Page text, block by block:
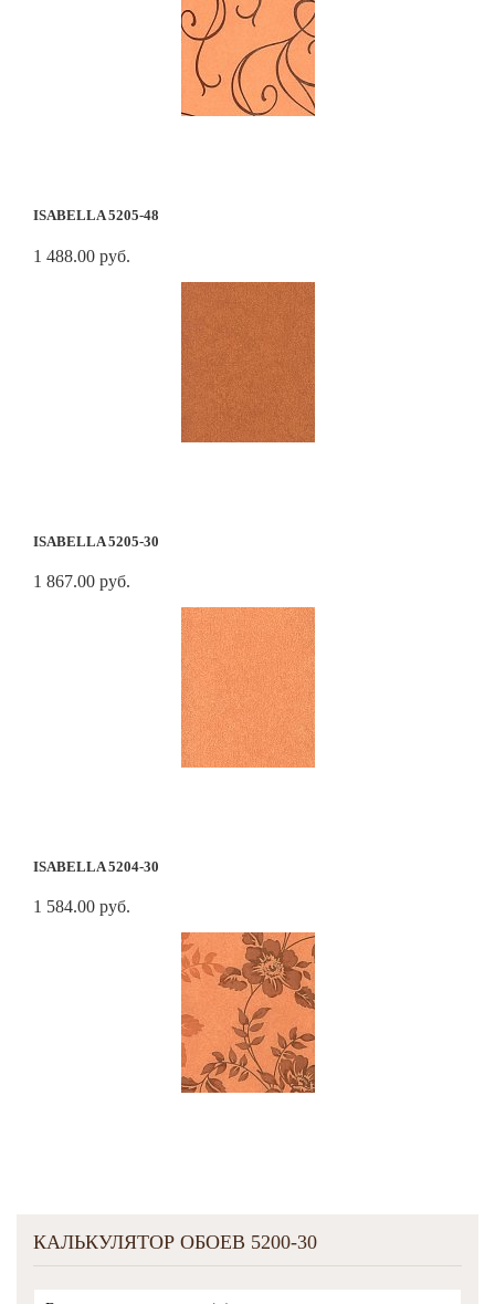
ISABELLA 5205-48
1 488.00 руб.
ISABELLA 5205-30
1 867.00 руб.
ISABELLA 5204-30
1 584.00 руб.
КАЛЬКУЛЯТОР ОБОЕВ 5200-30